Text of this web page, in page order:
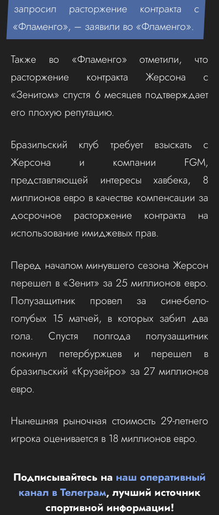
запросил расторжение контракта с
«Фламенго», – заявили во «Фламенго».
Также во «Фламенго» отметили, что
расторжение контракта Жерсона с
«Зенитом» спустя 6 месяцев подтверждает
его плохую репутацию.
Бразильский клуб требует взыскать с
Жерсона и компании FGM,
представляющей интересы хавбека, 8
миллионов евро в качестве компенсации за
досрочное расторжение контракта на
использование имиджевых прав.
Перед началом минувшего сезона Жерсон
перешел в «Зенит» за 25 миллионов евро.
Полузащитник провел за сине-бело-
голубых 15 матчей, в которых забил два
гола. Спустя полгода полузащитник
покинул петербуржцев и перешел в
бразильский «Крузейро» за 27 миллионов
евро.
Нынешняя рыночная стоимость 29-летнего
игрока оценивается в 18 миллионов евро.
Подписывайтесь на наш оперативный
канал в Телеграм, лучший источник
спортивной информации!